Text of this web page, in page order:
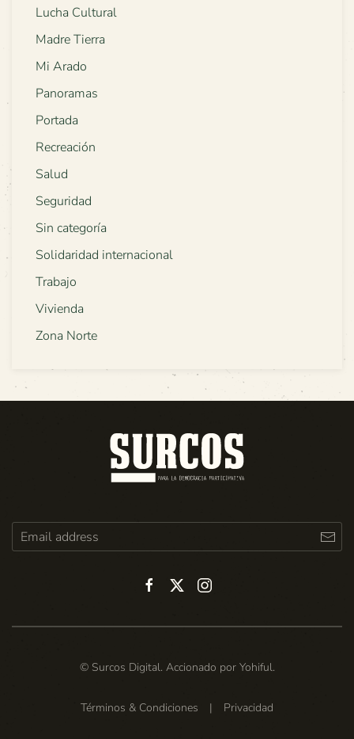
Lucha Cultural
Madre Tierra
Mi Arado
Panoramas
Portada
Recreación
Salud
Seguridad
Sin categoría
Solidaridad internacional
Trabajo
Vivienda
Zona Norte
© Surcos Digital. Accionado por Yohiful.
Términos & Condiciones | Privacidad